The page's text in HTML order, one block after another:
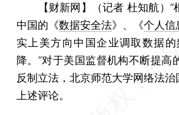
【财新网】（记者 杜知航） “
中国的《数据安全法》、《个人信
实上美方向中国企业调取数据
降。”对于美国监督机构不断提高
反制立法，北京师范大学网络法
上述评论。